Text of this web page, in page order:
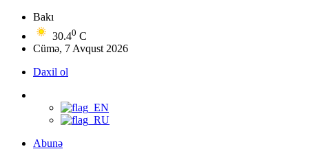
Bakı
30.40 C
Cümə, 7 Avqust 2026
Daxil ol
Abunə